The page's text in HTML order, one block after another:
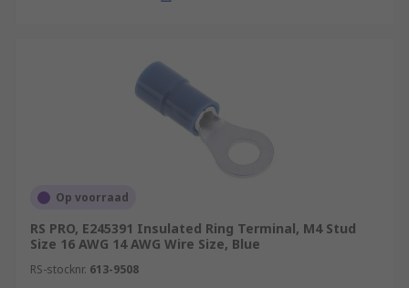
Op voorraad
RS PRO, E245391 Insulated Ring Terminal, M4 Stud
Size 16 AWG 14 AWG Wire Size, Blue
RS-stocknr. 613-9508